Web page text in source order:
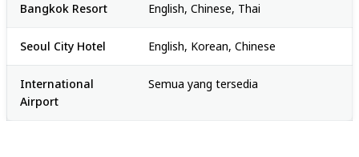
Bangkok Resort English, Chinese, Thai
Seoul City Hotel English, Korean, Chinese
International
Airport
Semua yang tersedia